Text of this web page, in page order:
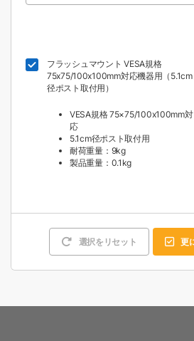
フラッシュマウント VESA規格
75x75/100x100mm対応機器用（5.1cm
径ポスト取付用）
VESA規格 75×75/100x100mm対
応
5.1cm径ポスト取付用
耐荷重量：9kg
製品重量：0.1kg
選択をリセット 更